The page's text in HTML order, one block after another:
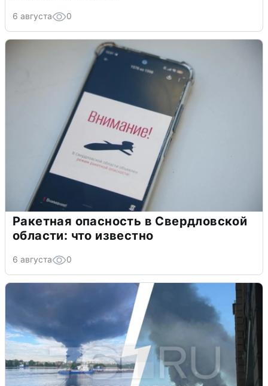
6 августа 0
Ракетная опасность в Свердловской
области: что известно
6 августа 0